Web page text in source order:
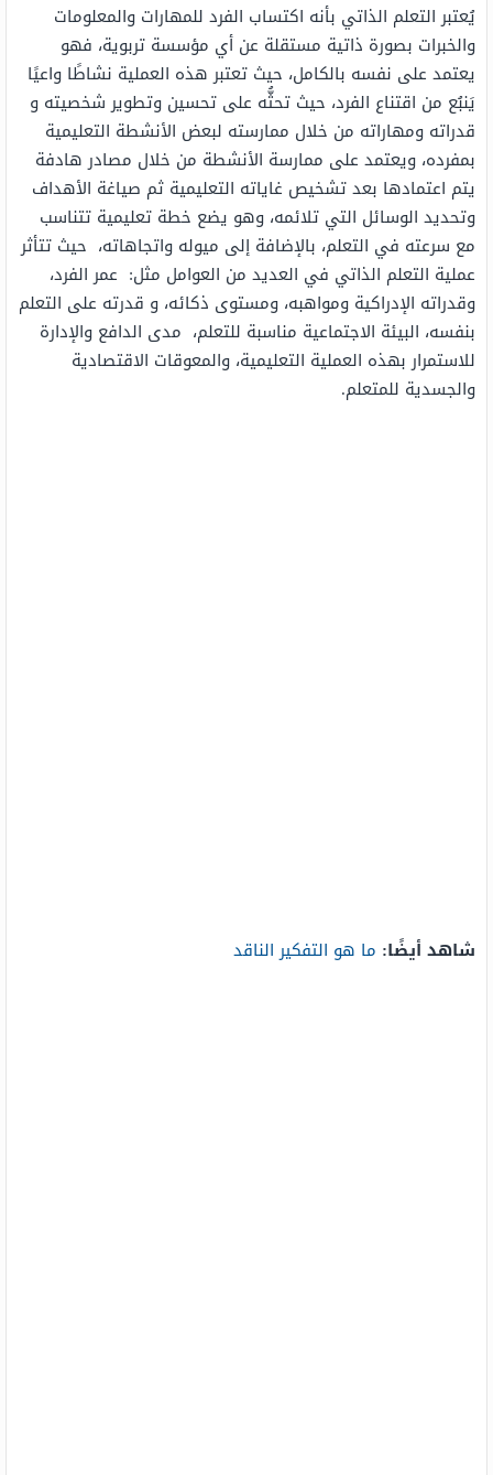
يُعتبر التعلم الذاتي بأنه اكتساب الفرد للمهارات والمعلومات
والخبرات بصورة ذاتية مستقلة عن أي مؤسسة تربوية، فهو
يعتمد على نفسه بالكامل، حيث تعتبر هذه العملية نشاطًا واعيًا
يَنبُع من اقتناع الفرد، حيث تحثُّه على تحسين وتطوير شخصيته و
قدراته ومهاراته من خلال ممارسته لبعض الأنشطة التعليمية
بمفرده، ويعتمد على ممارسة الأنشطة من خلال مصادر هادفة
يتم اعتمادها بعد تشخيص غاياته التعليمية ثم صياغة الأهداف
وتحديد الوسائل التي تلائمه، وهو يضع خطة تعليمية تتناسب
مع سرعته في التعلم، بالإضافة إلى ميوله واتجاهاته، حيث تتأثر
عملية التعلم الذاتي في العديد من العوامل مثل: عمر الفرد،
وقدراته الإدراكية ومواهبه، ومستوى ذكائه، و قدرته على التعلم
بنفسه، البيئة الاجتماعية مناسبة للتعلم، مدى الدافع والإدارة
للاستمرار بهذه العملية التعليمية، والمعوقات الاقتصادية
والجسدية للمتعلم.
شاهد أيضًا: ما هو التفكير الناقد